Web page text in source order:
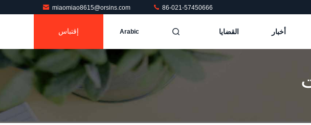
miaomiao8615@orsins.com 86-021-57450666
أخبار القضايا Arabic إقتباس